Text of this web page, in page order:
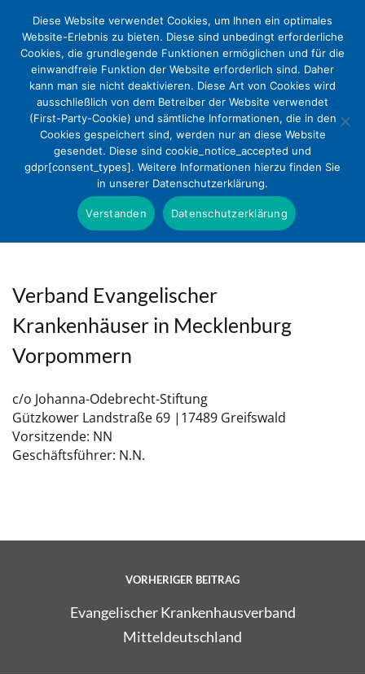
Verband Evangelischer
Krankenhäuser in Mecklenburg
Vorpommern
c/o Johanna-Odebrecht-Stiftung
Gützkower Landstraße 69 |17489 Greifswald
Vorsitzende: NN
Geschäftsführer: N.N.
VORHERIGER BEITRAG
Evangelischer Krankenhausverband
Mitteldeutschland
Diese Website verwendet Cookies, um Ihnen ein optimales
Website-Erlebnis zu bieten. Diese sind unbedingt erforderliche
Cookies, die grundlegende Funktionen ermöglichen und für die
einwandfreie Funktion der Website erforderlich sind. Daher
kann man sie nicht deaktivieren. Diese Art von Cookies wird
ausschließlich von dem Betreiber der Website verwendet
(First-Party-Cookie) und sämtliche Informationen, die in den
Cookies gespeichert sind, werden nur an diese Website
gesendet. Diese sind cookie_notice_accepted und
gdpr[consent_types]. Weitere Informationen hierzu finden Sie
in unserer Datenschutzerklärung.
Verstanden Datenschutzerklärung